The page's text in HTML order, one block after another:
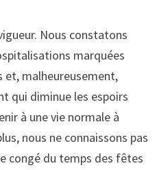
Nous constatons
marquées
et, malheureusement,
qui diminue les espoirs
à une vie normale à
nous ne connaissons pas
congé du temps des fêtes